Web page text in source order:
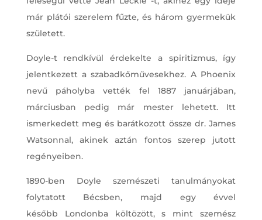
már plátói szerelem fűzte, és három gyermekük
született.
Doyle-t rendkívül érdekelte a spiritizmus, így
jelentkezett a szabadkőművesekhez. A Phoenix
nevű páholyba vették fel 1887 januárjában,
márciusban pedig már mester lehetett. Itt
ismerkedett meg és barátkozott össze dr. James
Watsonnal, akinek aztán fontos szerep jutott
regényeiben.
1890-ben Doyle szemészeti tanulmányokat
folytatott Bécsben, majd egy évvel
később Londonba költözött, s mint szemész